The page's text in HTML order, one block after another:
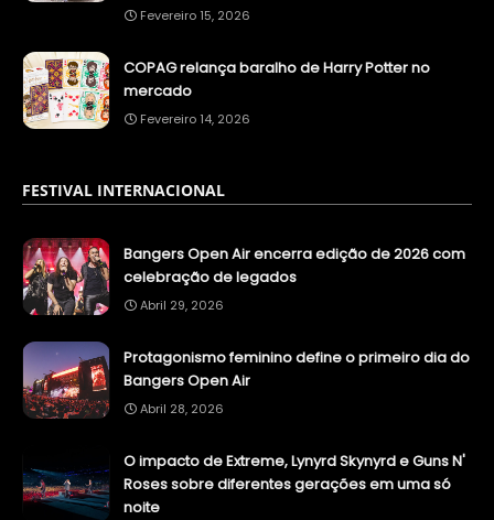
Fevereiro 15, 2026
COPAG relança baralho de Harry Potter no
mercado
Fevereiro 14, 2026
FESTIVAL INTERNACIONAL
Bangers Open Air encerra edição de 2026 com
celebração de legados
Abril 29, 2026
Protagonismo feminino define o primeiro dia do
Bangers Open Air
Abril 28, 2026
O impacto de Extreme, Lynyrd Skynyrd e Guns N'
Roses sobre diferentes gerações em uma só
noite